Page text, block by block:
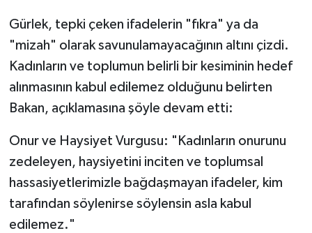
​Gürlek, tepki çeken ifadelerin "fıkra" ya da
"mizah" olarak savunulamayacağının altını çizdi.
Kadınların ve toplumun belirli bir kesiminin hedef
alınmasının kabul edilemez olduğunu belirten
Bakan, açıklamasına şöyle devam etti:
​Onur ve Haysiyet Vurgusu: "Kadınların onurunu
zedeleyen, haysiyetini inciten ve toplumsal
hassasiyetlerimizle bağdaşmayan ifadeler, kim
tarafından söylenirse söylensin asla kabul
edilemez."